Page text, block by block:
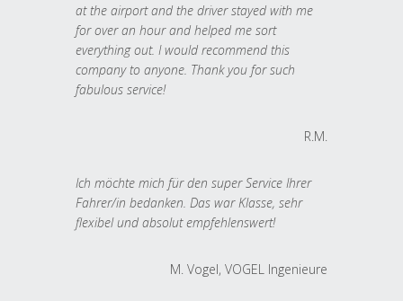
at the airport and the driver stayed with me
for over an hour and helped me sort
everything out. I would recommend this
company to anyone. Thank you for such
fabulous service!
R.M.
Ich möchte mich für den super Service Ihrer
Fahrer/in bedanken. Das war Klasse, sehr
flexibel und absolut empfehlenswert!
M. Vogel, VOGEL Ingenieure